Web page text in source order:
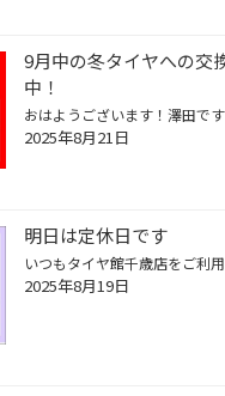
9月中の冬タイヤへの交
中！
2025年8月21日
明日は定休日です
2025年8月19日